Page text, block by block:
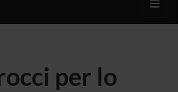
per lo